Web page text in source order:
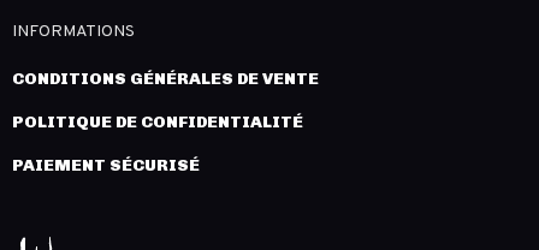
INFORMATIONS
CONDITIONS GÉNÉRALES DE VENTE
POLITIQUE DE CONFIDENTIALITÉ
PAIEMENT SÉCURISÉ